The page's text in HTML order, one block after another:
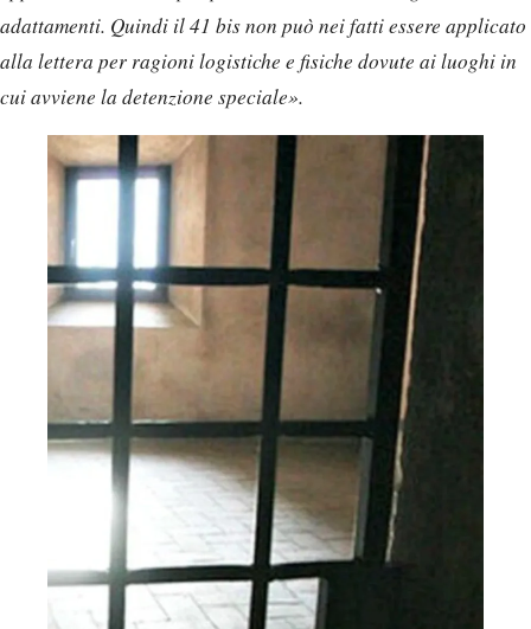
adattamenti. Quindi il 41 bis non può nei fatti essere applicato
alla lettera per ragioni logistiche e fisiche dovute ai luoghi in
cui avviene la detenzione speciale».